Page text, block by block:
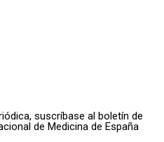
suscríbase al boletín de
de Medicina de España